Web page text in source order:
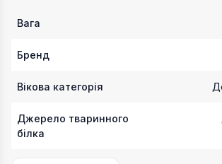
Вага
Бренд
Вікова категорія
Джерело тваринного
білка